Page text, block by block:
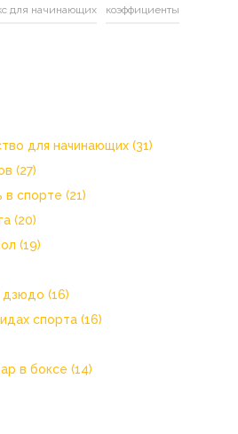
для начинающих коэффициенты
для начинающих (31)
(27)
в спорте (21)
(20)
(19)
дзюдо (16)
спорта (16)
в боксе (14)